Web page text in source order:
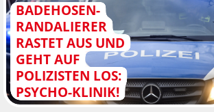
BADEHOSEN-
RANDALIERER
RASTET AUS UND
GEHT AUF
POLIZISTEN LOS:
PSYCHO-KLINIK!